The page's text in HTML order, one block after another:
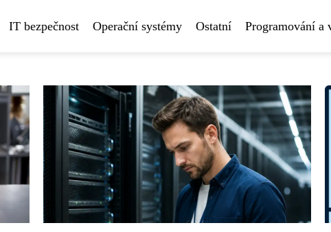
IT bezpečnost Operační systémy Ostatní Programování a